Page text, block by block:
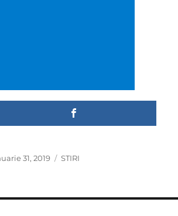
31, 2019 Categories
STIRI